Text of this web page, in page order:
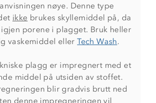
nøye. Denne type
ikke brukes skyllemiddel på, da
porene i plagget. Bruk heller
vaskemiddel ellerTech Wash.
plagg er impregnert med et
middel på utsiden av stoffet.
blir gradvis brutt ned
denne impregneringen vil